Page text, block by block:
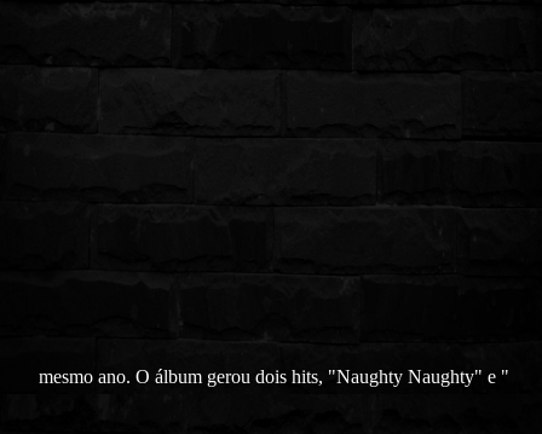
mesmo ano. O álbum gerou dois hits, "Naughty Naughty" e "